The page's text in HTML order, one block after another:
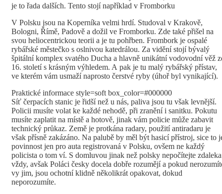
je to řada dalších. Tento stojí například v Fromborku
V Polsku jsou na Koperníka velmi hrdí. Studoval v Krakově,
Bologni, Římě, Padově a dožil ve Fromborku. Zde také přišel na
svou heliocentrickou teorii a je tu pohřben. Frombork je ospalé
rybářské městečko s oslnivou katedrálou. Za vidění stojí bývalý
špitální komplex svatého Ducha a hlavně unikátní vodovodní věž
16. století s krásným výhledem. A pak je tu malý rybářský přístav,
ve kterém vám usmaží naprosto čerstvé ryby (úhoř byl vynikající).
Praktické informace style=soft box_color=#000000
Síť čerpacích stanic je řidší než u nás, paliva jsou tu však levnější.
Policii musíte volat ke každé nehodě, při zranění i sanitku. Pokutu
musíte zaplatit na místě a hotově, jinak vám policie může zabavit
technický průkaz. Země je protkána radary, použití antiradaru je
však přísně zakázáno. Na palubě by měl být hasicí přístroj, sice to
povinnost jen pro auta registrovaná v Polsku, ovšem ne každý
policista o tom ví. S domluvou jinak než polsky nepočítejte zdaleka
vždy, avšak Poláci česky docela dobře rozumějí a pokud
vy jim, jsou ochotní klidně několikrát opakovat, dokud
neporozumíte.